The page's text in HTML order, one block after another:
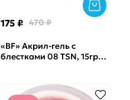
175 ₽ 470 ₽
«BF» Акрил-гель с
блестками 08 TSN, 15гр